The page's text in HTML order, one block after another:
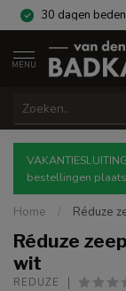
30 dagen
MENU
bestellingen
Home / Réduze
Réduze
wit
RÉDUZE